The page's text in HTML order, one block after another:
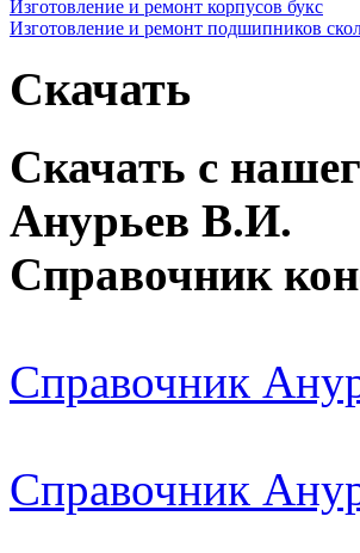
Изготовление и ремонт корпусов букс
Изготовление и ремонт подшипников
Скачать
Скачать с
Анурьев В.И.
Справочник
Справочник
Справочник